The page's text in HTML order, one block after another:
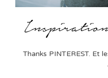
Thanks PINTEREST. Et